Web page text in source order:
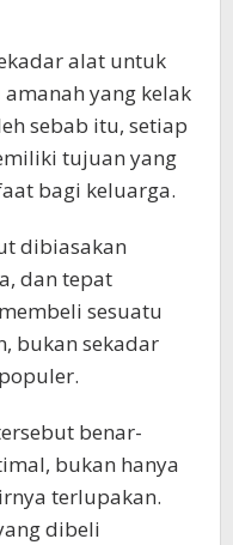
alat untuk
yang kelak
sebab itu, setiap
tujuan yang
bagi keluarga.
dibiasakan
dan tepat
sesuatu
bukan sekadar
benar-
bukan hanya
terlupakan.
dibeli